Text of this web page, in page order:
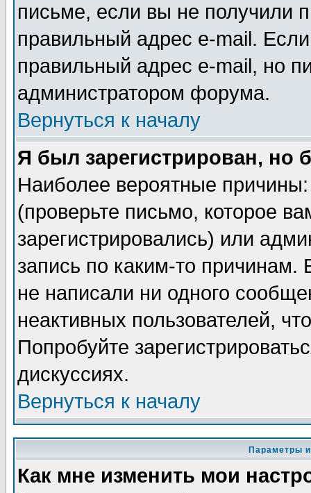
письме, если вы не получили
правильный адрес e-mail.
правильный адрес e-mail, но
администратором форума.
Вернуться к началу
Я был зарегистрирован, но
Наиболее вероятные
(проверьте письмо, которое
зарегистрировались) или
запись по каким-то
не написали ни одного
неактивных пользователей,
Попробуйте
дискуссиях.
Вернуться к началу
Параметры
Как мне изменить мои